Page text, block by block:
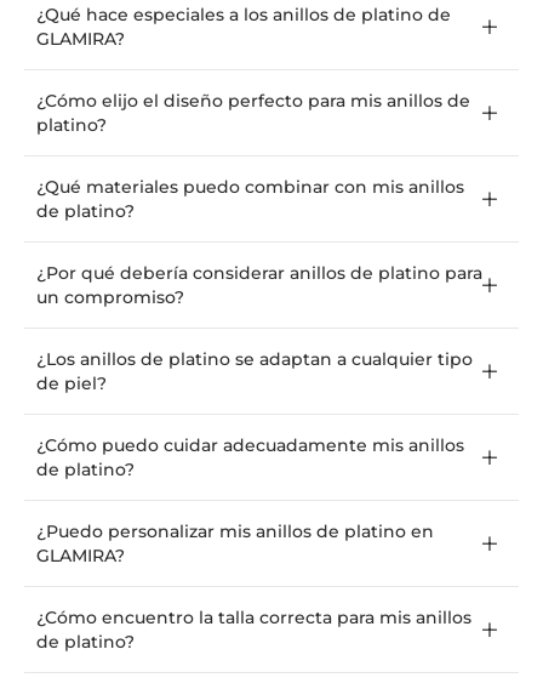
¿Qué hace especiales a los anillos de platino de
GLAMIRA?
¿Cómo elijo el diseño perfecto para mis anillos de
platino?
¿Qué materiales puedo combinar con mis anillos
de platino?
¿Por qué debería considerar anillos de platino para
un compromiso?
¿Los anillos de platino se adaptan a cualquier tipo
de piel?
¿Cómo puedo cuidar adecuadamente mis anillos
de platino?
¿Puedo personalizar mis anillos de platino en
GLAMIRA?
¿Cómo encuentro la talla correcta para mis anillos
de platino?